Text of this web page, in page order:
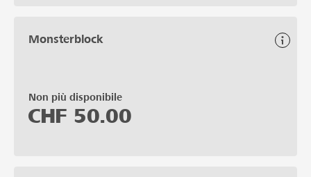
Monsterblock
Non più disponibile
CHF 50.00